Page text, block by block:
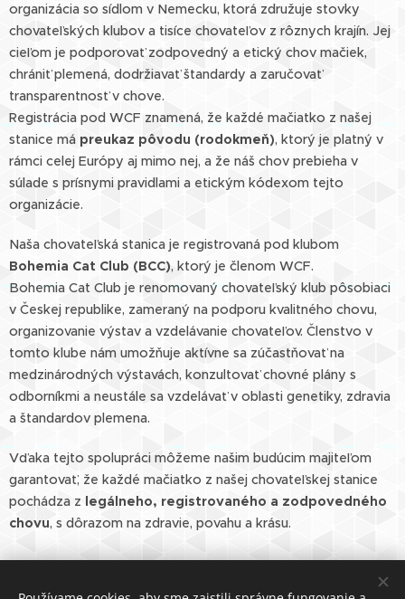
organizácia so sídlom v Nemecku, ktorá združuje stovky
chovateľských klubov a tisíce chovateľov z rôznych krajín. Jej
cieľom je podporovať zodpovedný a etický chov mačiek,
chrániť plemená, dodržiavať štandardy a zaručovať
transparentnosť v chove.
Registrácia pod WCF znamená, že každé mačiatko z našej
stanice má preukaz pôvodu (rodokmeň), ktorý je platný v
rámci celej Európy aj mimo nej, a že náš chov prebieha v
súlade s prísnymi pravidlami a etickým kódexom tejto
organizácie.
Naša chovateľská stanica je registrovaná pod klubom
Bohemia Cat Club (BCC), ktorý je členom WCF.
Bohemia Cat Club je renomovaný chovateľský klub pôsobiaci
v Českej republike, zameraný na podporu kvalitného chovu,
organizovanie výstav a vzdelávanie chovateľov. Členstvo v
tomto klube nám umožňuje aktívne sa zúčastňovať na
medzinárodných výstavách, konzultovať chovné plány s
odborníkmi a neustále sa vzdelávať v oblasti genetiky, zdravia
a štandardov plemena.
Vďaka tejto spolupráci môžeme našim budúcim majiteľom
garantovať, že každé mačiatko z našej chovateľskej stanice
pochádza z legálneho, registrovaného a zodpovedného
chovu, s dôrazom na zdravie, povahu a krásu.